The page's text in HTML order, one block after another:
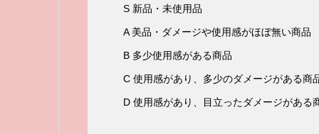
S 新品・未使用品
A 美品・ダメージや使用感がほぼ無い商品
B 多少使用感がある商品
C 使用感があり、多少のダメージがある商
D 使用感があり、目立ったダメージがある